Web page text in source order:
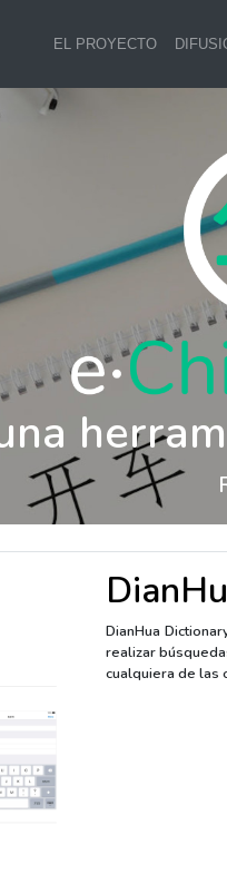
EL PROYECTO
DianHua
realizar
cualquiera de las